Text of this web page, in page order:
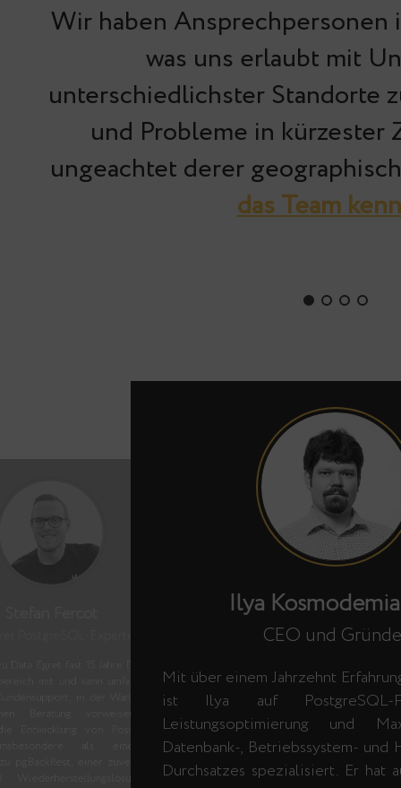
Wir haben Ansprechpersonen
was uns erlaubt mit
unterschiedlichster Standorte
und Probleme in kürzester
ungeachtet derer
das Team
Ilya
CEO und
Mit über einem Jahrzehnt
ist Ilya auf PostgreSQL-
Leistungsoptimierung und
Datenbank-, Betriebssystem- und
Durchsatzes spezialisiert. Er hat
mit und kann umfangreiche
in der Wartung und
Entwicklung von Postgres ist
als einer der
pgBackRest, einer zuverlässigen
Wiederherstellungslösung für